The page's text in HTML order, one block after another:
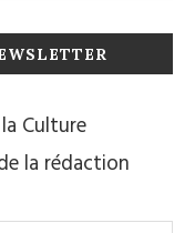
Culture
la rédaction